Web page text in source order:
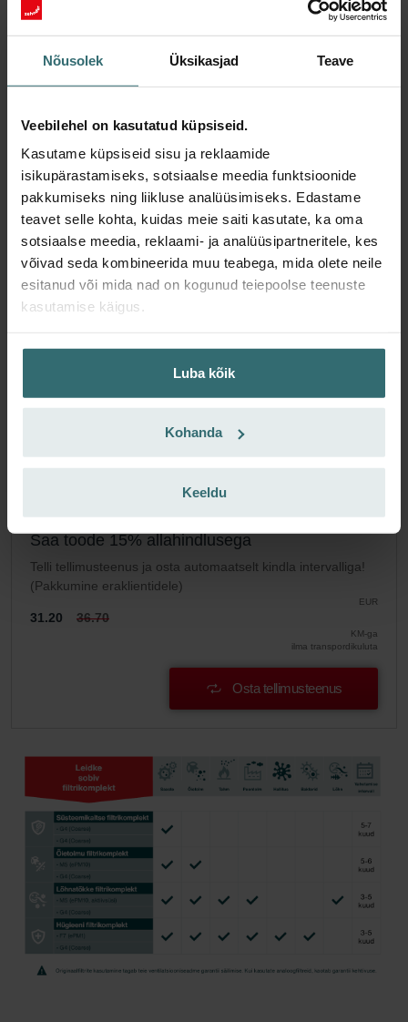
Nõusolek Üksikasjad Teave
Veebilehel on kasutatud küpsiseid.
Kasutame küpsiseid sisu ja reklaamide
isikupärastamiseks, sotsiaalse meedia funktsioonide
pakkumiseks ning liikluse analüüsimiseks. Edastame
teavet selle kohta, kuidas meie saiti kasutate, ka oma
sotsiaalse meedia, reklaami- ja analüüsipartneritele, kes
võivad seda kombineerida muu teabega, mida olete neile
esitanud või mida nad on kogunud teiepoolse teenuste
kasutamise käigus.
Luba kõik
Kohanda
Keeldu
Filtrikomplekt Coarse 60% (G4) + ePM1
50% (F7)
Komplekti kuulub 1 x Coarse 60% (G4) ja 1 x ePM1 50%
Artikli number: 527005190
Praegu pole saadaval
36.70
Saa toode 15% allahindlusega
Telli tellimusteenus ja osta automaatselt kindla intervalliga!
(Pakkumine eraklientidele)
EUR
31.20 36.70
KM-ga
ilma transpordikuluta
Osta tellimusteenus